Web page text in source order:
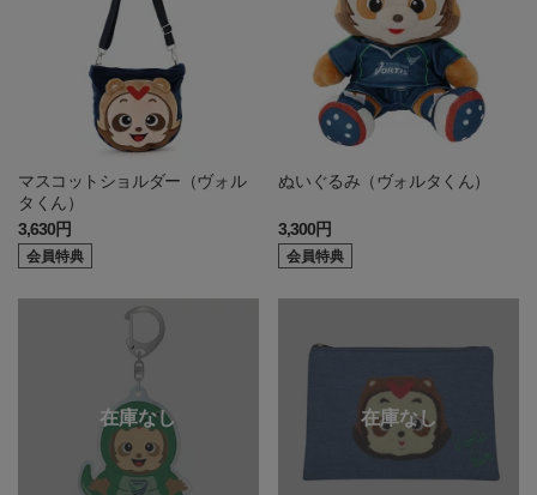
マスコットショルダー（ヴォル
タくん）
3,630円
会員特典
ぬいぐるみ（ヴォルタくん）
3,300円
会員特典